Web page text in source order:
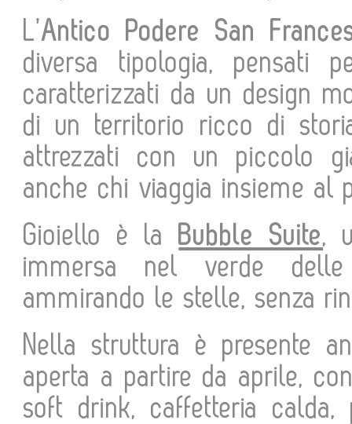
L’Antico Podere San
diversa tipologia, pensati
caratterizzati da un design
di un territorio ricco di
attrezzati con un piccolo
anche chi viaggia insieme al
Gioiello è laBubble Suite,
immersa nel verde
ammirando le stelle, senza
Nella struttura è presente
aperta a partire da aprile,
soft drink, caffetteria